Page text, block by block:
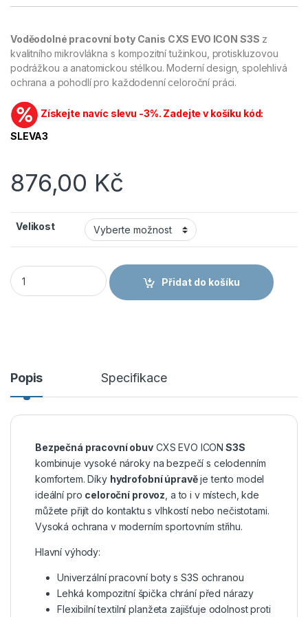
Voděodolné pracovní boty Canis CXS EVO ICON S3S z
kvalitního mikrovlákna s kompozitní tužinkou, protiskluzovou
podrážkou a anatomickou stélkou. Moderní design, spolehlivá
ochrana a pohodlí pro každodenní celoroční práci.
Získejte navíc slevu -3%. Zadejte v košíku kód:
SLEVA3
876,00 Kč
Velikost
CANIS CXS EVO ICON S3S - Bezpečnostní pracovní
Přidat do košíku
Popis Specifikace
Bezpečná pracovní obuvCXS EVO ICON S3S
kombinuje vysoké nároky na bezpečí s celodenním
komfortem. Díky hydrofobní úpravěje tento model
ideální pro celoroční provoz , a to i v místech, kde
můžete přijít do kontaktu s vlhkostí nebo nečistotami.
Vysoká ochrana v moderním sportovním střihu.
Hlavní výhody:
Univerzální pracovní boty s S3S ochranou
Lehká kompozitní špička chrání před nárazy
Flexibilní textilní planžeta zajišťuje odolnost proti